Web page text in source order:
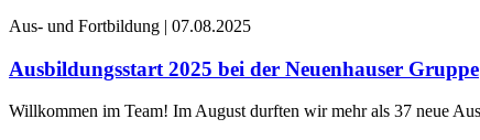
Aus- und Fortbildung | 07.08.2025
Ausbildungsstart 2025 bei der Neuenhauser Gruppe
Willkommen im Team! Im August durften wir mehr als 37 neue